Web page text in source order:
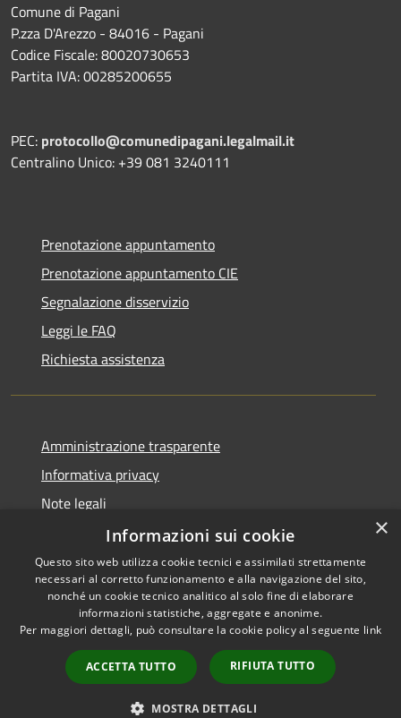
Comune di Pagani
P.zza D'Arezzo - 84016 - Pagani
Codice Fiscale: 80020730653
Partita IVA: 00285200655
PEC: protocollo@comunedipagani.legalmail.it
Centralino Unico: +39 081 3240111
Prenotazione appuntamento
Prenotazione appuntamento CIE
Segnalazione disservizio
Leggi le FAQ
Richiesta assistenza
Amministrazione trasparente
Informativa privacy
Note legali
Dichiarazione di accessibilità
RSS
Accessibilità
Copyright © 2026 • Comune di
Municipium•
Accesso
redazione
×
Informazioni sui cookie
Questo sito web utilizza cookie tecnici e assimilati strettamente
necessari al corretto funzionamento e alla navigazione del sito,
nonché un cookie tecnico analitico al solo fine di elaborare
informazioni statistiche, aggregate e anonime.
Per maggiori dettagli, può consultare la cookie policy al seguente link
ACCETTA TUTTO RIFIUTA TUTTO
MOSTRA DETTAGLI